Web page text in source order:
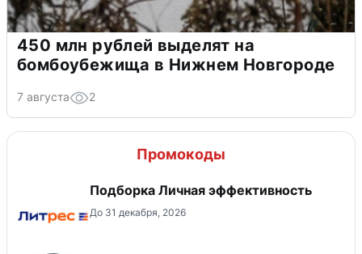
450 млн рублей выделят на
бомбоубежища в Нижнем Новгороде
7 августа 2
Промокоды
Подборка Личная эффективность
До 31 декабря, 2026